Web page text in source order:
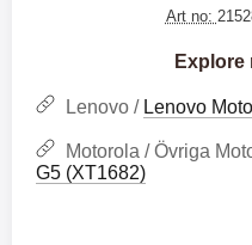
Art no:
Explore
Lenovo / Lenovo
Motorola / Övriga
G5 (XT1682)